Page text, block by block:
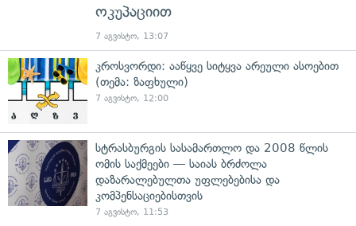
ოკუპაციით
7 აგვისტო, 13:07
კროსვორდი: ააწყვე სიტყვა არეული ასოებით
(თემა: ზაფხული)
7 აგვისტო, 12:00
სტრასბურგის სასამართლო და 2008 წლის
ომის საქმეები — საიას ბრძოლა
დაზარალებულთა უფლებებისა და
კომპენსაციებისთვის
7 აგვისტო, 11:53